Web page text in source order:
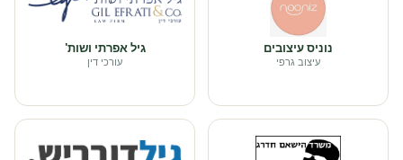
נוניס עיצובים
עיצוב גרפי
גיל אפרתי ושות'
עורכי דין